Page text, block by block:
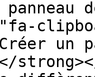
un